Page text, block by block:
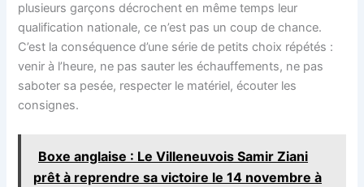
plusieurs garçons décrochent en même temps leur
qualification nationale, ce n’est pas un coup de chance.
C’est la conséquence d’une série de petits choix répétés :
venir à l’heure, ne pas sauter les échauffements, ne pas
saboter sa pesée, respecter le matériel, écouter les
consignes.
Boxe anglaise : Le Villeneuvois Samir Ziani
prêt à reprendre sa victoire le 14 novembre à